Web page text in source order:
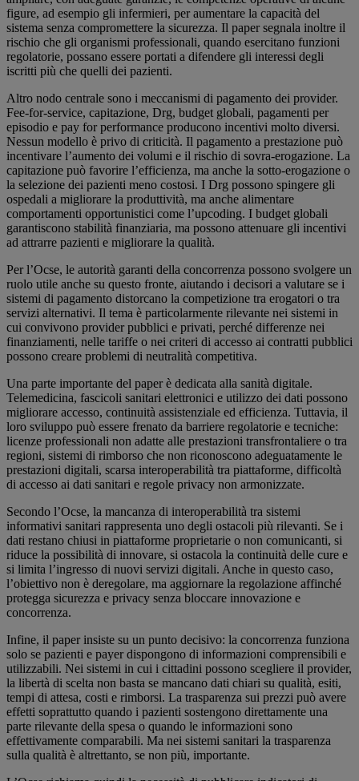
figure, ad esempio gli infermieri, per aumentare la capacità del
sistema senza compromettere la sicurezza. Il paper segnala inoltre il
rischio che gli organismi professionali, quando esercitano funzioni
regolatorie, possano essere portati a difendere gli interessi degli
iscritti più che quelli dei pazienti.
Altro nodo centrale sono i meccanismi di pagamento dei provider.
Fee-for-service, capitazione, Drg, budget globali, pagamenti per
episodio e pay for performance producono incentivi molto diversi.
Nessun modello è privo di criticità. Il pagamento a prestazione può
incentivare l’aumento dei volumi e il rischio di sovra-erogazione. La
capitazione può favorire l’efficienza, ma anche la sotto-erogazione o
la selezione dei pazienti meno costosi. I Drg possono spingere gli
ospedali a migliorare la produttività, ma anche alimentare
comportamenti opportunistici come l’upcoding. I budget globali
garantiscono stabilità finanziaria, ma possono attenuare gli incentivi
ad attrarre pazienti e migliorare la qualità.
Per l’Ocse, le autorità garanti della concorrenza possono svolgere un
ruolo utile anche su questo fronte, aiutando i decisori a valutare se i
sistemi di pagamento distorcano la competizione tra erogatori o tra
servizi alternativi. Il tema è particolarmente rilevante nei sistemi in
cui convivono provider pubblici e privati, perché differenze nei
finanziamenti, nelle tariffe o nei criteri di accesso ai contratti pubblici
possono creare problemi di neutralità competitiva.
Una parte importante del paper è dedicata alla sanità digitale.
Telemedicina, fascicoli sanitari elettronici e utilizzo dei dati possono
migliorare accesso, continuità assistenziale ed efficienza. Tuttavia, il
loro sviluppo può essere frenato da barriere regolatorie e tecniche:
licenze professionali non adatte alle prestazioni transfrontaliere o tra
regioni, sistemi di rimborso che non riconoscono adeguatamente le
prestazioni digitali, scarsa interoperabilità tra piattaforme, difficoltà
di accesso ai dati sanitari e regole privacy non armonizzate.
Secondo l’Ocse, la mancanza di interoperabilità tra sistemi
informativi sanitari rappresenta uno degli ostacoli più rilevanti. Se i
dati restano chiusi in piattaforme proprietarie o non comunicanti, si
riduce la possibilità di innovare, si ostacola la continuità delle cure e
si limita l’ingresso di nuovi servizi digitali. Anche in questo caso,
l’obiettivo non è deregolare, ma aggiornare la regolazione affinché
protegga sicurezza e privacy senza bloccare innovazione e
concorrenza.
Infine, il paper insiste su un punto decisivo: la concorrenza funziona
solo se pazienti e payer dispongono di informazioni comprensibili e
utilizzabili. Nei sistemi in cui i cittadini possono scegliere il provider,
la libertà di scelta non basta se mancano dati chiari su qualità, esiti,
tempi di attesa, costi e rimborsi. La trasparenza sui prezzi può avere
effetti soprattutto quando i pazienti sostengono direttamente una
parte rilevante della spesa o quando le informazioni sono
effettivamente comparabili. Ma nei sistemi sanitari la trasparenza
sulla qualità è altrettanto, se non più, importante.